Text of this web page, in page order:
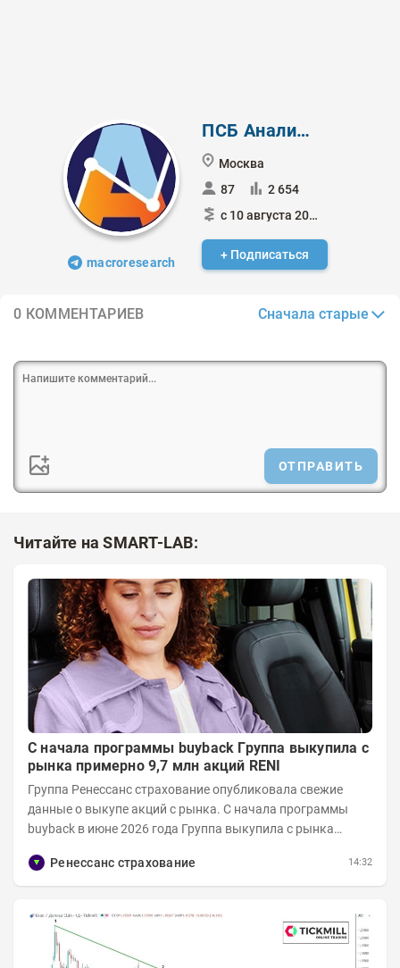
macroresearch
ПСБ Аналитика
Москва
87
2 654
с 10 августа 2022
+ Подписаться
0 КОММЕНТАРИЕВ Сначала старые
ОТПРАВИТЬ
Читайте на SMART-LAB:
С начала программы buyback Группа выкупила с
рынка примерно 9,7 млн акций RENI
Группа Ренессанс страхование опубликовала свежие
данные о выкупе акций с рынка. C начала программы
buyback в июне 2026 года Группа выкупила с рынка
Ренессанс страхование
14:32